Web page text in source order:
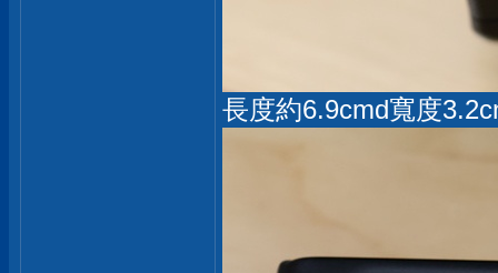
長度約6.9cmd寬度